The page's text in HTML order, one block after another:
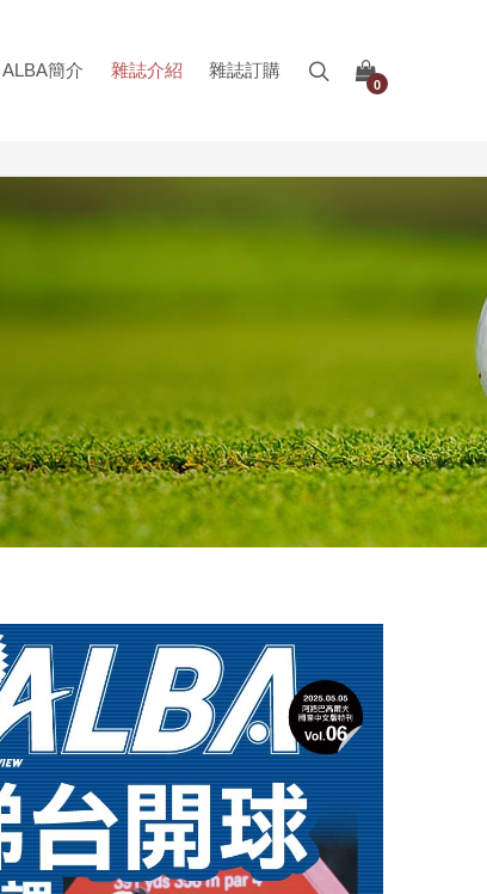
ALBA簡介 雜誌介紹 雜誌訂購
0